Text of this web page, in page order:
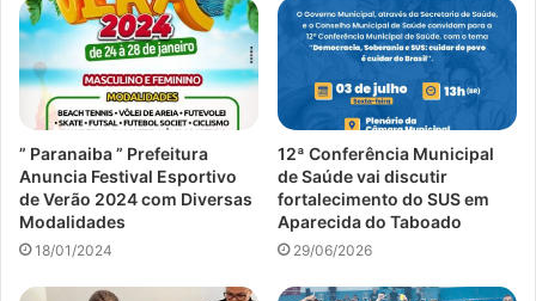
” Paranaiba ” Prefeitura
Anuncia Festival Esportivo
de Verão 2024 com Diversas
Modalidades
18/01/2024
12ª Conferência Municipal
de Saúde vai discutir
fortalecimento do SUS em
Aparecida do Taboado
29/06/2026